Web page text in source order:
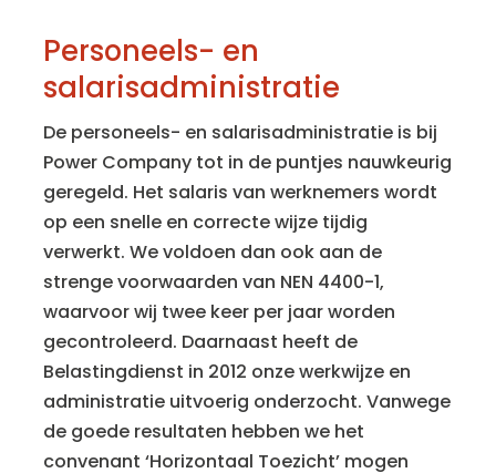
Personeels- en
salarisadministratie
De personeels- en salarisadministratie is bij
Power Company tot in de puntjes nauwkeurig
geregeld. Het salaris van werknemers wordt
op een snelle en correcte wijze tijdig
verwerkt. We voldoen dan ook aan de
strenge voorwaarden van NEN 4400-1,
waarvoor wij twee keer per jaar worden
gecontroleerd. Daarnaast heeft de
Belastingdienst in 2012 onze werkwijze en
administratie uitvoerig onderzocht. Vanwege
de goede resultaten hebben we het
convenant ‘Horizontaal Toezicht’ mogen